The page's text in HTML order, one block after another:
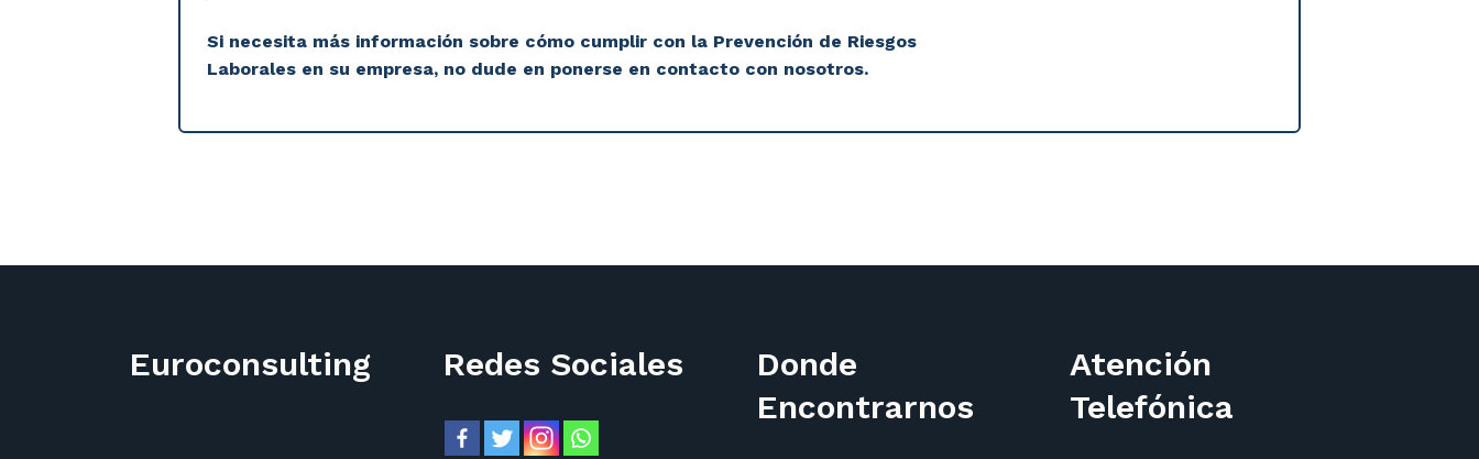
Si necesita más información sobre cómo cumplir con la Prevención de Riesgos
Laborales en su empresa, no dude en ponerse en contacto con nosotros.
Euroconsulting Redes Sociales
Donde
Encontrarnos
Atención
Telefónica